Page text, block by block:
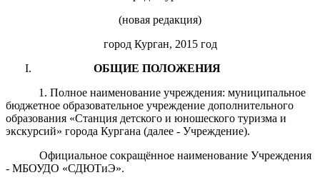
(новая редакция)
город Курган, 2015 год
ОБЩИЕ ПОЛОЖЕНИЯ
1. Полное наименование учреждения: муниципальное
бюджетное образовательное учреждение дополнительного
образования «Станция детского и юношеского туризма и
экскурсий» города Кургана (далее - Учреждение).
Официальное сокращённое наименование Учреждения
- МБОУДО «СДЮТиЭ».